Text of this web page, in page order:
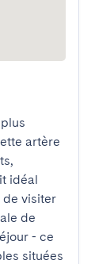
artère
idéal
de visiter
de
- ce
situées